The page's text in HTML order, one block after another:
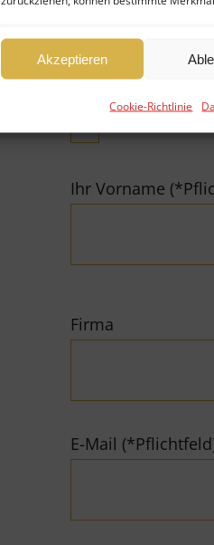
Akzeptieren
Cookie-Richtlinie
Ihr Vorname
Firma
E-Mail